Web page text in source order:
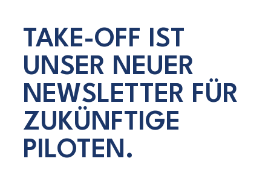
TAKE-OFF IST
UNSER NEUER
NEWSLETTER FÜR
ZUKÜNFTIGE
PILOTEN.